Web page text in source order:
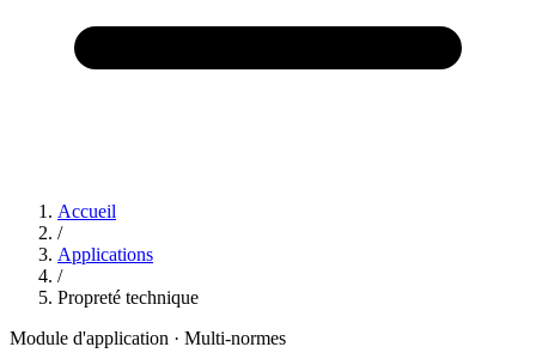
Accueil
/
Applications
/
Propreté technique
Module d'application · Multi-normes